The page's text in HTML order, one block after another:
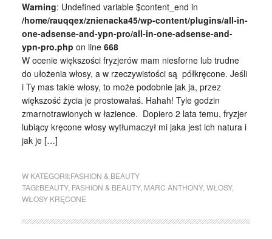
Warning: Undefined variable $content_end in
/home/rauqqex/znienacka45/wp-content/plugins/all-in-
one-adsense-and-ypn-pro/all-in-one-adsense-and-
ypn-pro.php on line 668
W ocenie większości fryzjerów mam niesforne lub trudne
do ułożenia włosy, a w rzeczywistości są półkręcone. Jeśli
i Ty mas takie włosy, to może podobnie jak ja, przez
większość życia je prostowałaś. Hahah! Tyle godzin
zmarnotrawionych w łazience. Dopiero 2 lata temu, fryzjer
lubiący kręcone włosy wytłumaczył mi jaka jest ich natura i
jak je […]
W KATEGORII:FASHION & BEAUTY
TAGI:BEAUTY, FASHION & BEAUTY, MARC ANTHONY, WŁOSY,
WŁOSY KRĘCONE